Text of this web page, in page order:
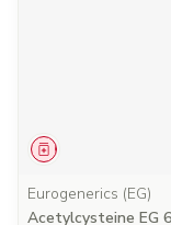
Geneesmiddel
Eurogenerics (EG)
Acetylcysteine EG